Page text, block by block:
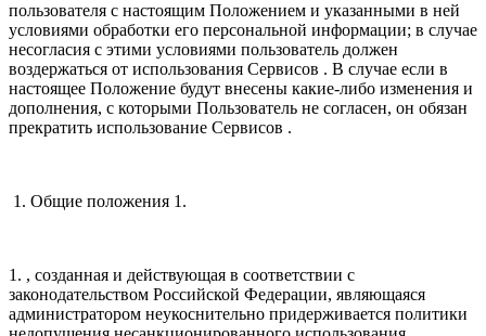
пользователя с настоящим Положением и указанными в ней
условиями обработки его персональной информации; в случае
несогласия с этими условиями пользователь должен
воздержаться от использования Сервисов . В случае если в
настоящее Положение будут внесены какие-либо изменения и
дополнения, с которыми Пользователь не согласен, он обязан
прекратить использование Сервисов .
1. Общие положения 1.
1. , созданная и действующая в соответствии с
законодательством Российской Федерации, являющаяся
администратором неукоснительно придерживается политики